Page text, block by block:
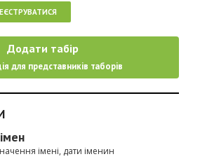
Додати табір
для представників таборів
імені, дати іменин